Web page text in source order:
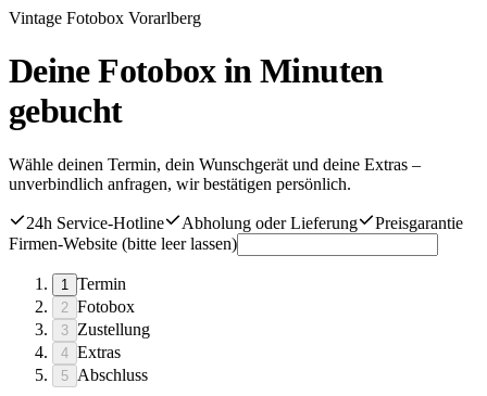
Vintage Fotobox Vorarlberg
Deine Fotobox in Minuten
gebucht
Wähle deinen Termin, dein Wunschgerät und deine Extras –
unverbindlich anfragen, wir bestätigen persönlich.
24h Service-Hotline Abholung oder Lieferung
Preisgarantie
Firmen-Website (bitte leer lassen)
1 Termin
2 Fotobox
3 Zustellung
4 Extras
5 Abschluss